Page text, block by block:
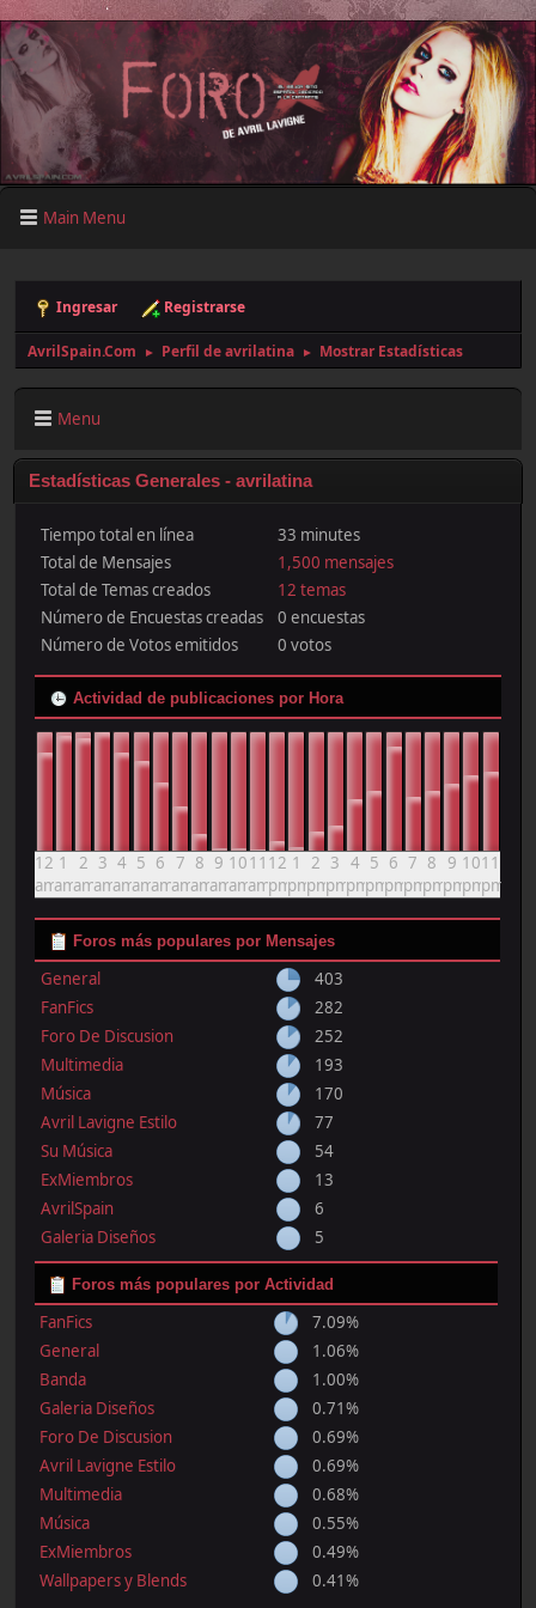
Main Menu
Ingresar Registrarse
AvrilSpain.Com ► Perfil de avrilatina ► Mostrar Estadísticas
Menu
Estadísticas Generales - avrilatina
Tiempo total en línea
33 minutes
Total de Mensajes
1,500 mensajes
Total de Temas creados
12 temas
Número de Encuestas creadas
0 encuestas
Número de Votos emitidos
0 votos
Actividad de publicaciones por Hora
12
am
1
am
2
am
3
am
4
am
5
am
6
am
7
am
8
am
9
am
10
am
11
am
12
pm
1
pm
2
pm
3
pm
4
pm
5
pm
6
pm
7
pm
8
pm
9
pm
10
pm
11
pm
Foros más populares por Mensajes
General
403
FanFics
282
Foro De Discusion
252
Multimedia
193
Música
170
Avril Lavigne Estilo
77
Su Música
54
ExMiembros
13
AvrilSpain
6
Galeria Diseños
5
Foros más populares por Actividad
FanFics
7.09%
General
1.06%
Banda
1.00%
Galeria Diseños
0.71%
Foro De Discusion
0.69%
Avril Lavigne Estilo
0.69%
Multimedia
0.68%
Música
0.55%
ExMiembros
0.49%
Wallpapers y Blends
0.41%